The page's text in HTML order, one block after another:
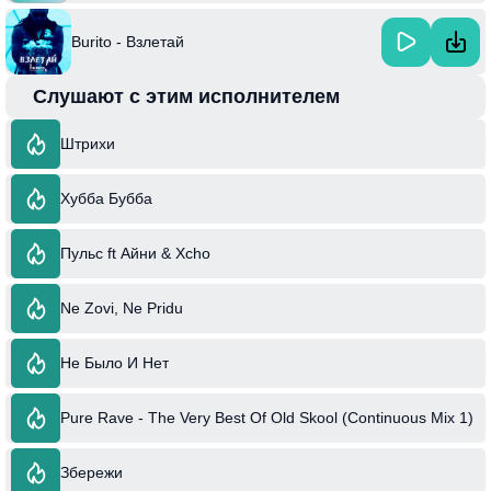
Burito - Взлетай
Слушают с этим исполнителем
Штрихи
Хубба Бубба
Пульс ft Айни & Xcho
Ne Zovi, Ne Pridu
Не Было И Нет
Pure Rave - The Very Best Of Old Skool (Continuous Mix 1)
Збережи